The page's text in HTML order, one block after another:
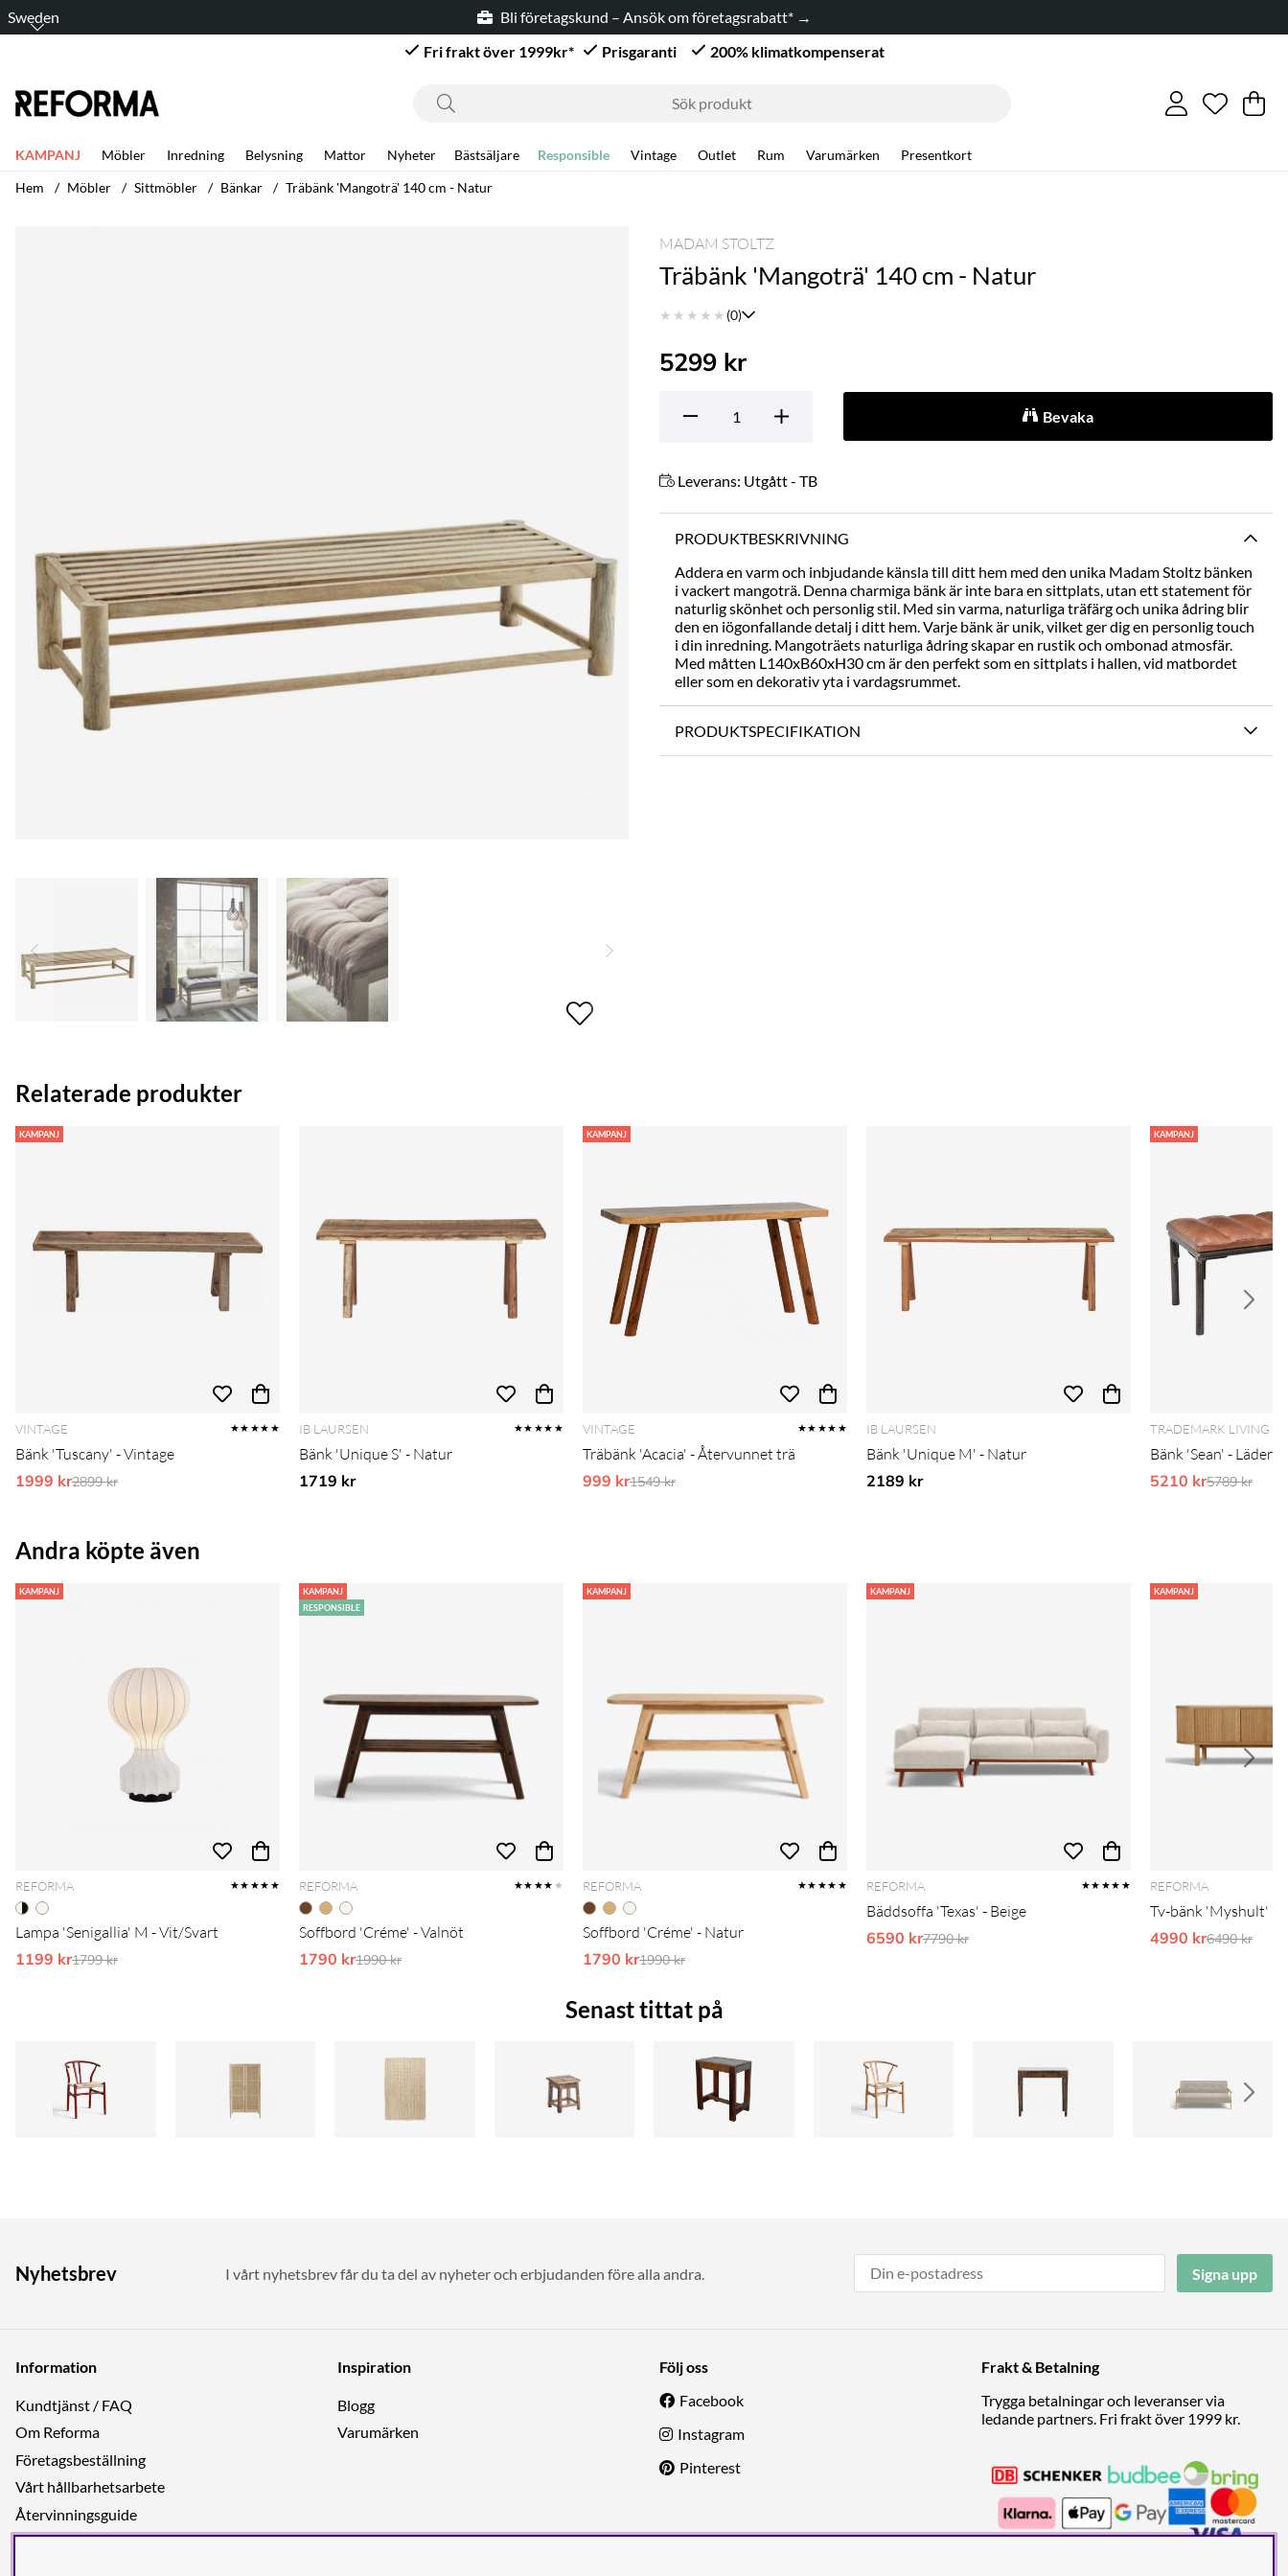
Sweden
Bli företagskund – Ansök om företagsrabatt* →
Fri frakt över 1999kr*
Prisgaranti 200% klimatkompenserat
Antal i
. .
KAMPANJ Möbler Inredning Belysning Mattor Nyheter Bästsäljare Responsible Vintage Outlet Rum Varumärken
Presentkort
Hem
Möbler Sittmöbler Bänkar Träbänk 'Mangoträ' 140 cm - Natur
MADAM STOLTZ
Träbänk 'Mangoträ' 140 cm - Natur
★ ★ ★ ★ ★ (0)
5299 kr
Bevaka
Leverans: Utgått - TB
PRODUKTBESKRIVNING
Addera en varm och inbjudande känsla till ditt hem med den unika Madam Stoltz bänken
i vackert mangoträ. Denna charmiga bänk är inte bara en sittplats, utan ett statement för
naturlig skönhet och personlig stil. Med sin varma, naturliga träfärg och unika ådring blir
den en iögonfallande detalj i ditt hem. Varje bänk är unik, vilket ger dig en personlig touch
i din inredning. Mangoträets naturliga ådring skapar en rustik och ombonad atmosfär.
Med måtten L140xB60xH30 cm är den perfekt som en sittplats i hallen, vid matbordet
eller som en dekorativ yta i vardagsrummet.
PRODUKTSPECIFIKATION
Relaterade produkter
KAMPANJ
VINTAGE ★★★★★
Bänk 'Tuscany' - Vintage
1999 krOrdinarie pris:
2899 kr
IB LAURSEN ★★★★★
Bänk 'Unique S' - Natur
1719 kr
KAMPANJ
VINTAGE ★★★★★
Träbänk 'Acacia' - Återvunnet trä
999 krOrdinarie pris:
1549 kr
IB LAURSEN
Bänk 'Unique M' - Natur
2189 kr
KAMPANJ
TRADEMARK LIVING
Bänk 'Sean' - Läder/
5210 krOrdinarie
5789 kr
Andra köpte även
KAMPANJ
REFORMA ★★★★★
Lampa 'Senigallia' M - Vit/Svart
1199 krOrdinarie pris:
1799 kr
KAMPANJ
RESPONSIBLE
REFORMA ★★★★ ★
Soffbord 'Créme' - Valnöt
1790 krOrdinarie pris:
1990 kr
KAMPANJ
REFORMA ★★★★★
Soffbord 'Créme' - Natur
1790 krOrdinarie pris:
1990 kr
KAMPANJ
REFORMA ★★★★★
Bäddsoffa 'Texas' - Beige
6590 krOrdinarie pris:
7790 kr
KAMPANJ
REFORMA
Tv-bänk 'Myshult'
4990 krOrdinarie
6490 kr
Senast tittat på
Nyhetsbrev I vårt nyhetsbrev får du ta del av nyheter och erbjudanden före alla andra. Signa upp
Information
Kundtjänst / FAQ
Om Reforma
Företagsbeställning
Vårt hållbarhetsarbete
Återvinningsguide
Integritetspolicy
Inspiration
Blogg
Varumärken
Följ oss
Facebook
Instagram
Pinterest
Frakt & Betalning
Trygga betalningar och leveranser via
ledande partners. Fri frakt över 1999 kr.